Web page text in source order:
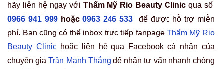
hãy liên hệ ngay với Thẩm Mỹ Rio Beauty Clinic qua số
0966 941 999hoặc0963 246 533 để được hỗ trợ miễn
phí. Bạn cũng có thể inbox trực tiếp fanpage Thẩm Mỹ Rio
Beauty Clinichoặc liên hệ qua Facebook cá nhân của
chuyên gia Trần Mạnh Thắng để nhận tư vấn nhanh chóng